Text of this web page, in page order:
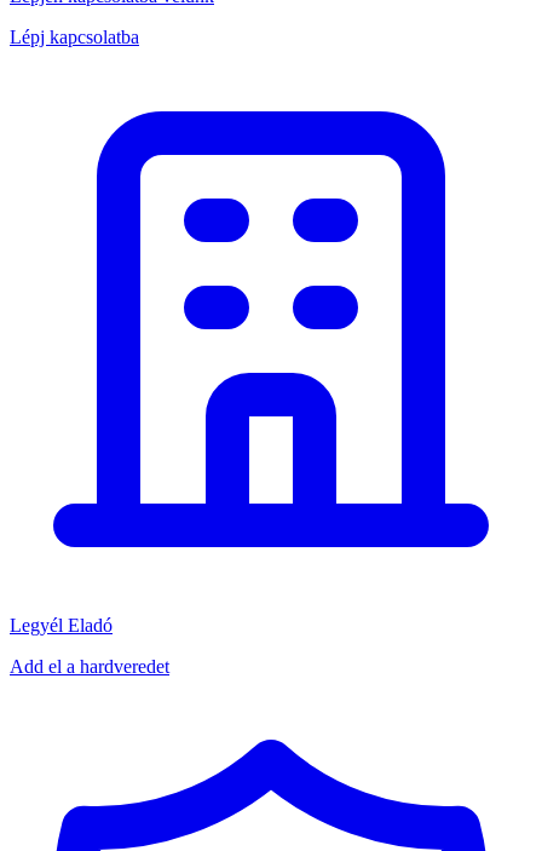
Lépj kapcsolatba
Legyél Eladó
Add el a hardveredet